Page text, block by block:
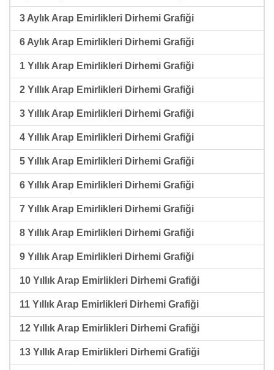
3 Aylık Arap Emirlikleri Dirhemi Grafiği
6 Aylık Arap Emirlikleri Dirhemi Grafiği
1 Yıllık Arap Emirlikleri Dirhemi Grafiği
2 Yıllık Arap Emirlikleri Dirhemi Grafiği
3 Yıllık Arap Emirlikleri Dirhemi Grafiği
4 Yıllık Arap Emirlikleri Dirhemi Grafiği
5 Yıllık Arap Emirlikleri Dirhemi Grafiği
6 Yıllık Arap Emirlikleri Dirhemi Grafiği
7 Yıllık Arap Emirlikleri Dirhemi Grafiği
8 Yıllık Arap Emirlikleri Dirhemi Grafiği
9 Yıllık Arap Emirlikleri Dirhemi Grafiği
10 Yıllık Arap Emirlikleri Dirhemi Grafiği
11 Yıllık Arap Emirlikleri Dirhemi Grafiği
12 Yıllık Arap Emirlikleri Dirhemi Grafiği
13 Yıllık Arap Emirlikleri Dirhemi Grafiği